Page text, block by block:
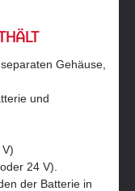
Gehäuse,
und
24 V).
der Batterie in